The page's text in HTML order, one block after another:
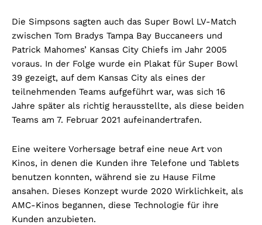
Die Simpsons sagten auch das Super Bowl LV-Match
zwischen Tom Bradys Tampa Bay Buccaneers und
Patrick Mahomes’ Kansas City Chiefs im Jahr 2005
voraus. In der Folge wurde ein Plakat für Super Bowl
39 gezeigt, auf dem Kansas City als eines der
teilnehmenden Teams aufgeführt war, was sich 16
Jahre später als richtig herausstellte, als diese beiden
Teams am 7. Februar 2021 aufeinandertrafen.
Eine weitere Vorhersage betraf eine neue Art von
Kinos, in denen die Kunden ihre Telefone und Tablets
benutzen konnten, während sie zu Hause Filme
ansahen. Dieses Konzept wurde 2020 Wirklichkeit, als
AMC-Kinos begannen, diese Technologie für ihre
Kunden anzubieten.